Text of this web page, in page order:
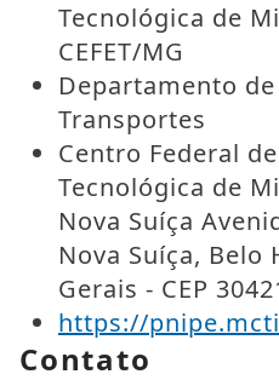
Tecnológica de
CEFET/MG
Departamento
Transportes
Centro Federal
Tecnológica de
Nova Suíça
Nova Suíça, Belo
Gerais - CEP
https://
Contato